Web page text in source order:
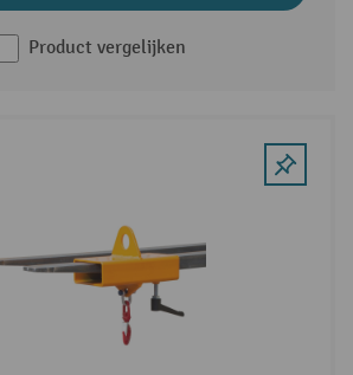
Product vergelijken